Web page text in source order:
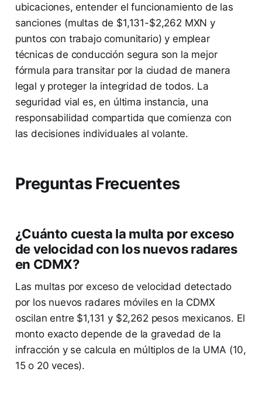
ubicaciones, entender el funcionamiento de las
sanciones (multas de $1,131-$2,262 MXN y
puntos con trabajo comunitario) y emplear
técnicas de conducción segura son la mejor
fórmula para transitar por la ciudad de manera
legal y proteger la integridad de todos. La
seguridad vial es, en última instancia, una
responsabilidad compartida que comienza con
las decisiones individuales al volante.
Preguntas Frecuentes
¿Cuánto cuesta la multa por exceso
de velocidad con los nuevos radares
en CDMX?
Las multas por exceso de velocidad detectado
por los nuevos radares móviles en la CDMX
oscilan entre $1,131 y $2,262 pesos mexicanos. El
monto exacto depende de la gravedad de la
infracción y se calcula en múltiplos de la UMA (10,
15 o 20 veces).